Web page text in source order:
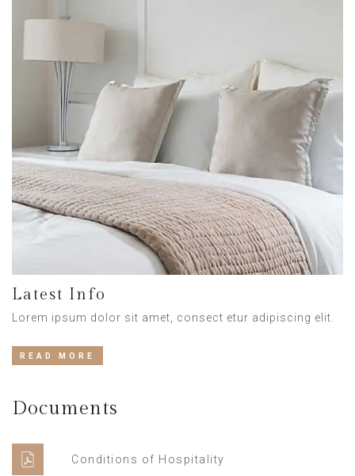
Latest Info
Lorem ipsum dolor sit amet, consect etur adipiscing elit.
READ MORE
Documents
Conditions of Hospitality